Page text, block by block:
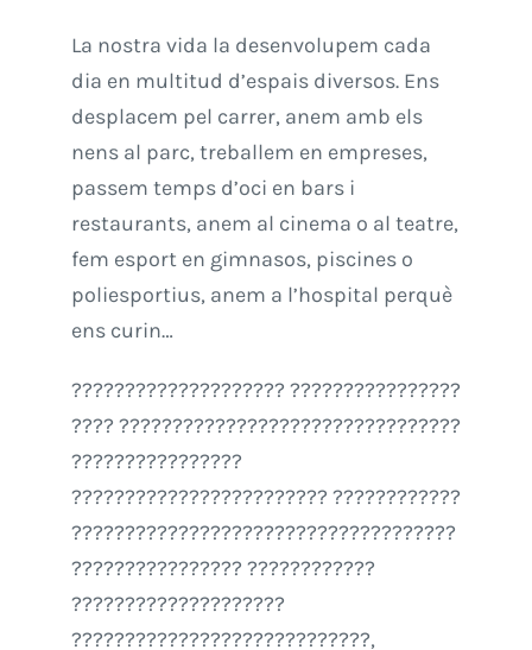
La nostra vida la desenvolupem cada
dia en multitud d’espais diversos. Ens
desplacem pel carrer, anem amb els
nens al parc, treballem en empreses,
passem temps d’oci en bars i
restaurants, anem al cinema o al teatre,
fem esport en gimnasos, piscines o
poliesportius, anem a l’hospital perquè
ens curin…
???????????????????? ????????????????
???? ????????????????????????????????
????????????????
???????????????????????? ????????????
????????????????????????????????????
???????????????? ????????????
????????????????????
????????????????????????????,